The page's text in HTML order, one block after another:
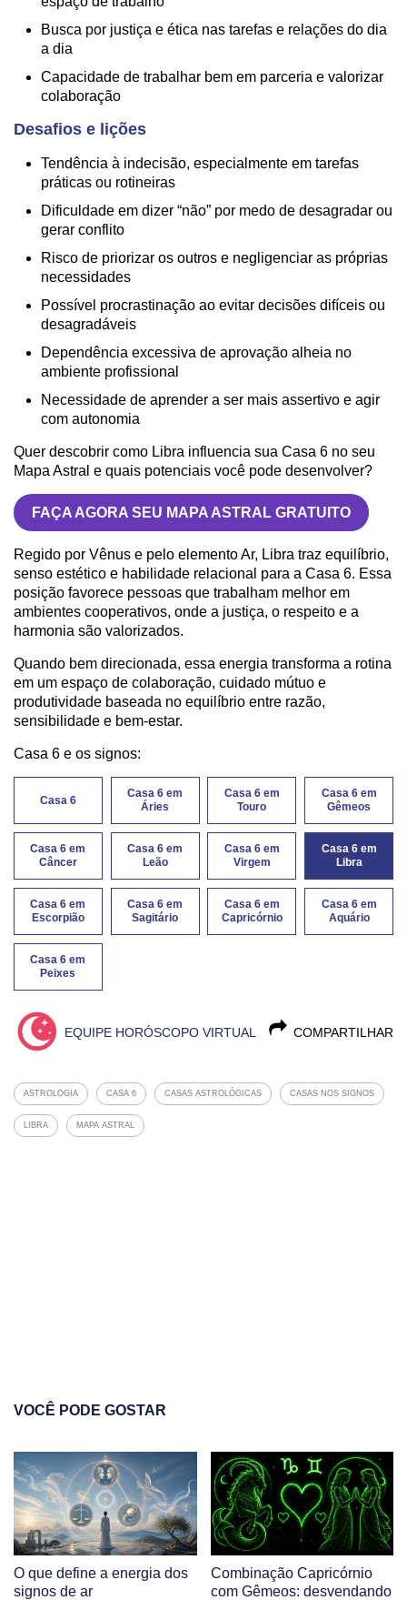
Busca por justiça e ética nas tarefas e relações do dia
a dia
Capacidade de trabalhar bem em parceria e valorizar
colaboração
Desafios e lições
Tendência à indecisão, especialmente em tarefas
práticas ou rotineiras
Dificuldade em dizer “não” por medo de desagradar ou
gerar conflito
Risco de priorizar os outros e negligenciar as próprias
necessidades
Possível procrastinação ao evitar decisões difíceis ou
desagradáveis
Dependência excessiva de aprovação alheia no
ambiente profissional
Necessidade de aprender a ser mais assertivo e agir
com autonomia
Quer descobrir como Libra influencia sua Casa 6 no seu
Mapa Astral e quais potenciais você pode desenvolver?
FAÇA AGORA SEU MAPA ASTRAL GRATUITO
Regido por Vênus e pelo elemento Ar, Libra traz equilíbrio,
senso estético e habilidade relacional para a Casa 6. Essa
posição favorece pessoas que trabalham melhor em
ambientes cooperativos, onde a justiça, o respeito e a
harmonia são valorizados.
Quando bem direcionada, essa energia transforma a rotina
em um espaço de colaboração, cuidado mútuo e
produtividade baseada no equilíbrio entre razão,
sensibilidade e bem-estar.
Casa 6 e os signos:
Casa 6
Casa 6 em
Áries
Casa 6 em
Touro
Casa 6 em
Gêmeos
Casa 6 em
Câncer
Casa 6 em
Leão
Casa 6 em
Virgem
Casa 6 em
Libra
Casa 6 em
Escorpião
Casa 6 em
Sagitário
Casa 6 em
Capricórnio
Casa 6 em
Aquário
Casa 6 em
Peixes
COMPARTILHAR
EQUIPE HORÓSCOPO VIRTUAL
ASTROLOGIA CASA 6 CASAS ASTROLÓGICAS CASAS NOS SIGNOS
LIBRA MAPA ASTRAL
VOCÊ PODE GOSTAR
O que define a energia dos
signos de ar
Combinação Capricórnio
com Gêmeos: desvendando